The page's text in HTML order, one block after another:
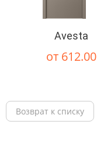
Avesta
от 612.00
Возврат к списку